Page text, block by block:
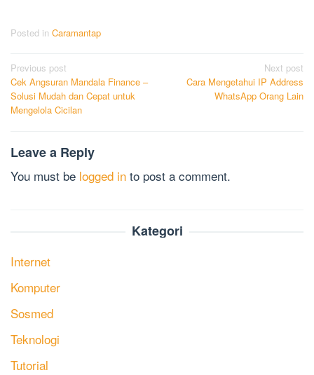
Posted in Caramantap
Post
navigation
Previous post
Cek Angsuran Mandala Finance –
Solusi Mudah dan Cepat untuk
Mengelola Cicilan
Next post
Cara Mengetahui IP Address
WhatsApp Orang Lain
Leave a Reply
You must be logged in to post a comment.
Kategori
Internet
Komputer
Sosmed
Teknologi
Tutorial